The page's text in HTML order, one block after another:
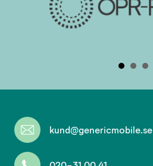
kund@genericmobile.se